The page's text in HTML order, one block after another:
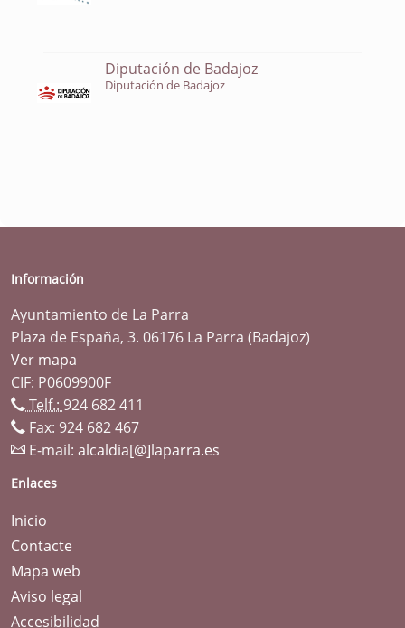
Diputación de Badajoz
Diputación de Badajoz
Información
Ayuntamiento de La Parra
Plaza de España, 3. 06176 La Parra (Badajoz)
Ver mapa
CIF: P0609900F
Telf.: 924 682 411
Fax: 924 682 467
E-mail: alcaldia[@]laparra.es
Enlaces
Inicio
Contacte
Mapa web
Aviso legal
Accesibilidad